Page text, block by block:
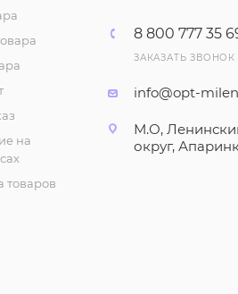
на
товаров
8 800 777 35
ЗАКАЗАТЬ ЗВОНОК
info@opt-
М.О,
округ,